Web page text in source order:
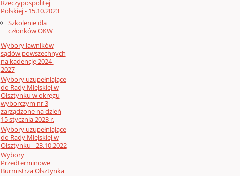
Rzeczypospolitej
Polskiej - 15.10.2023
Szkolenie dla
członków OKW
Wybory ławników
sądów powszechnych
na kadencję 2024-
2027
Wybory uzupełniające
do Rady Miejskiej w
Olsztynku w okręgu
wyborczym nr 3
zarządzone na dzień
15 stycznia 2023 r.
Wybory uzupełniające
do Rady Miejskiej w
Olsztynku - 23.10.2022
Wybory
Przedterminowe
Burmistrza Olsztynka